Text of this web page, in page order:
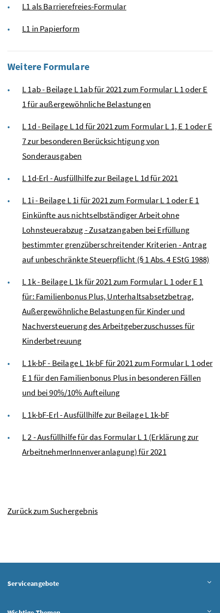
L1 als Barrierefreies-Formular
L1 in Papierform
Weitere Formulare
L 1ab - Beilage L 1ab für 2021 zum Formular L 1 oder E
1 für außergewöhnliche Belastungen
L 1d - Beilage L 1d für 2021 zum Formular L 1, E 1 oder E
7 zur besonderen Berücksichtigung von
Sonderausgaben
L 1d-Erl - Ausfüllhilfe zur Beilage L 1d für 2021
L 1i - Beilage L 1i für 2021 zum Formular L 1 oder E 1
Einkünfte aus nichtselbständiger Arbeit ohne
Lohnsteuerabzug - Zusatzangaben bei Erfüllung
bestimmter grenzüberschreitender Kriterien - Antrag
auf unbeschränkte Steuerpflicht (§ 1 Abs. 4 EStG 1988)
L 1k - Beilage L 1k für 2021 zum Formular L 1 oder E 1
für: Familienbonus Plus, Unterhaltsabsetzbetrag,
Außergewöhnliche Belastungen für Kinder und
Nachversteuerung des Arbeitgeberzuschusses für
Kinderbetreuung
L 1k-bF - Beilage L 1k-bF für 2021 zum Formular L 1 oder
E 1 für den Familienbonus Plus in besonderen Fällen
und bei 90%/10% Aufteilung
L 1k-bF-Erl - Ausfüllhilfe zur Beilage L 1k-bF
L 2 - Ausfüllhilfe für das Formular L 1 (Erklärung zur
ArbeitnehmerInnenveranlagung) für 2021
Zurück zum Suchergebnis
Serviceangebote